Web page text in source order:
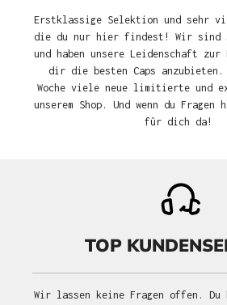
Erstklassige Selektion und sehr
die du nur hier findest! Wir sind
und haben unsere Leidenschaft zur
dir die besten Caps
Woche viele neue limitierte und
unserem Shop. Und wenn du
für dich da!
TOP
Wir lassen keine Fragen offen.